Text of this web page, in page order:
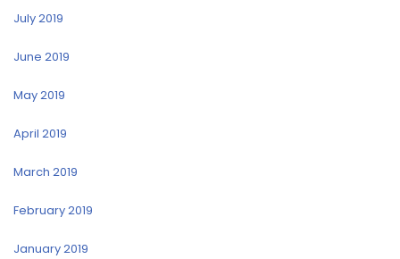
July 2019
June 2019
May 2019
April 2019
March 2019
February 2019
January 2019